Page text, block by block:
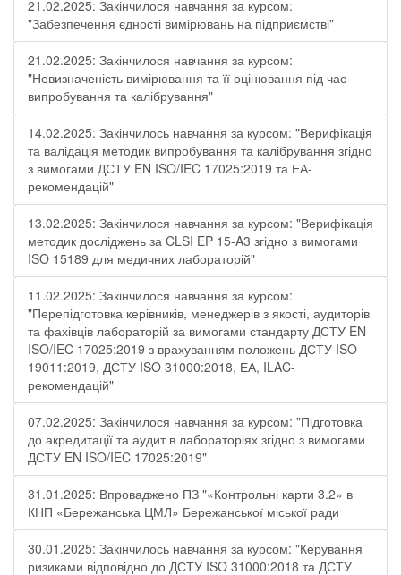
21.02.2025: Закінчилося навчання за курсом:
"Забезпечення єдності вимірювань на підприємстві"
21.02.2025: Закінчилося навчання за курсом:
"Невизначеність вимірювання та її оцінювання під час
випробування та калібрування"
14.02.2025: Закінчилось навчання за курсом: "Верифікація
та валідація методик випробування та калібрування згідно
з вимогами ДСТУ EN ISO/IEC 17025:2019 та ЕА-
рекомендацій"
13.02.2025: Закінчилося навчання за курсом: "Верифікація
методик досліджень за CLSI EP 15-A3 згідно з вимогами
ISO 15189 для медичних лабораторій"
11.02.2025: Закінчилося навчання за курсом:
"Перепідготовка керівників, менеджерів з якості, аудиторів
та фахівців лабораторій за вимогами стандарту ДСТУ EN
ISO/IEC 17025:2019 з врахуванням положень ДСТУ ISO
19011:2019, ДСТУ ISO 31000:2018, ЕА, ILAC-
рекомендацій"
07.02.2025: Закінчилося навчання за курсом: "Підготовка
до акредитації та аудит в лабораторіях згідно з вимогами
ДСТУ EN ISO/IEC 17025:2019"
31.01.2025: Впроваджено ПЗ "«Контрольні карти 3.2» в
КНП «Бережанська ЦМЛ» Бережанської міської ради
30.01.2025: Закінчилось навчання за курсом: "Керування
ризиками відповідно до ДСТУ ISO 31000:2018 та ДСТУ